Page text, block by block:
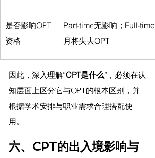
是否影响OPT
资格
Part-time无影响；Full-time
月将失去OPT
因此，深入理解“CPT是什么”，必须在认
知层面上区分它与OPT的根本区别，并
根据学术安排与职业需求合理搭配使
用。
六、CPT的出入境影响与